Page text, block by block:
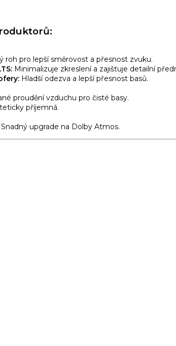
roh pro lepší směrovost a přesnost zvuku.
Minimalizuje zkreslení a zajišťuje detailní
Hladší odezva a lepší přesnost basů.
proudění vzduchu pro čisté basy.
příjemná.
Snadný upgrade na Dolby Atmos.